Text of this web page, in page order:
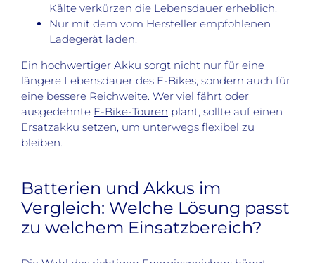
Kälte verkürzen die Lebensdauer erheblich.
Nur mit dem vom Hersteller empfohlenen
Ladegerät laden.
Ein hochwertiger Akku sorgt nicht nur für eine
längere Lebensdauer des E-Bikes, sondern auch für
eine bessere Reichweite. Wer viel fährt oder
ausgedehnte E-Bike-Touren plant, sollte auf einen
Ersatzakku setzen, um unterwegs flexibel zu
bleiben.
Batterien und Akkus im
Vergleich: Welche Lösung passt
zu welchem Einsatzbereich?